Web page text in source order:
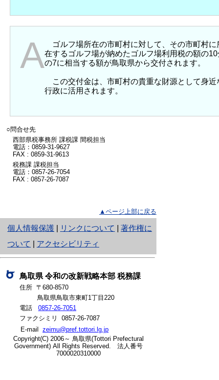
A ゴルフ場所在の市町村に対して、その市町村に
在するゴルフ場が納めたゴルフ場利用税の額の10
の7に相当する額が鳥取県から交付されます。
この交付金は、市町村の貴重な財源として身近
行政に活用されます。
○問合せ先
西部県税事務所 課税課 間税担当
電話：0859-31-9627
FAX : 0859-31-9613
税務課 課税担当
電話：0857-26-7054
FAX : 0857-26-7087
▲ページ上部に戻る
個人情報保護
と
り
ネ
ッ
ト
へ
の
リンクについて
著作権に
ついて
アクセシビリティ
鳥取県 令和の改新戦略本部 税務課
住所 〒680-8570
鳥取県鳥取市東町1丁目220
電話 0857-26-7051
ファクシミリ 0857-26-7087
E-mail zeimu@pref.tottori.lg.jp
Copyright(C) 2006～ 鳥取県(Tottori Prefectural
Government) All Rights Reserved. 法人番号
7000020310000